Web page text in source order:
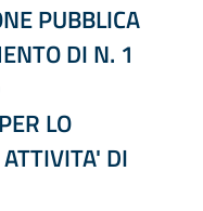
PUBBLICA
DI N. 1
LO
DI